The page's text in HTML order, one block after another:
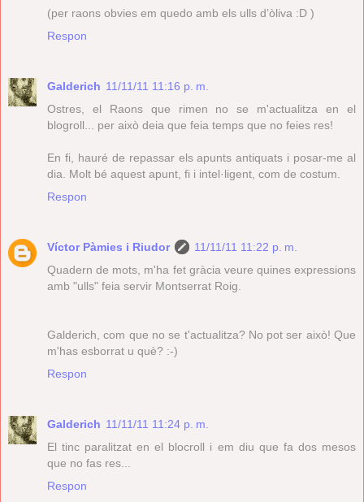
(per raons obvies em quedo amb els ulls d’òliva :D )
Respon
Galderich 11/11/11 11:16 p. m.
Ostres, el Raons que rimen no se m'actualitza en el
blogroll... per això deia que feia temps que no feies res!
En fi, hauré de repassar els apunts antiquats i posar-me al
dia. Molt bé aquest apunt, fi i intel·ligent, com de costum.
Respon
Víctor Pàmies i Riudor
11/11/11 11:22 p. m.
Quadern de mots, m'ha fet gràcia veure quines expressions
amb "ulls" feia servir Montserrat Roig.
Galderich, com que no se t'actualitza? No pot ser això! Que
m'has esborrat u què? :-)
Respon
Galderich 11/11/11 11:24 p. m.
El tinc paralitzat en el blocroll i em diu que fa dos mesos
que no fas res...
Respon